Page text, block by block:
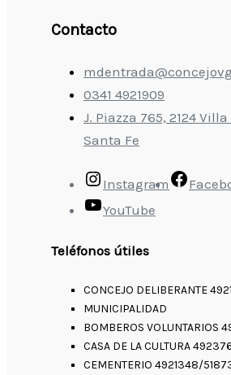
Contacto
0341 4921909
J. Piazza 765, 2124 Villa
Santa Fe
Instagram
YouTube
Teléfonos útiles
CONCEJO DELIBERANTE
MUNICIPALIDAD
BOMBEROS VOLUNTARIOS
CASA DE LA CULTURA
CEMENTERIO 4921348/